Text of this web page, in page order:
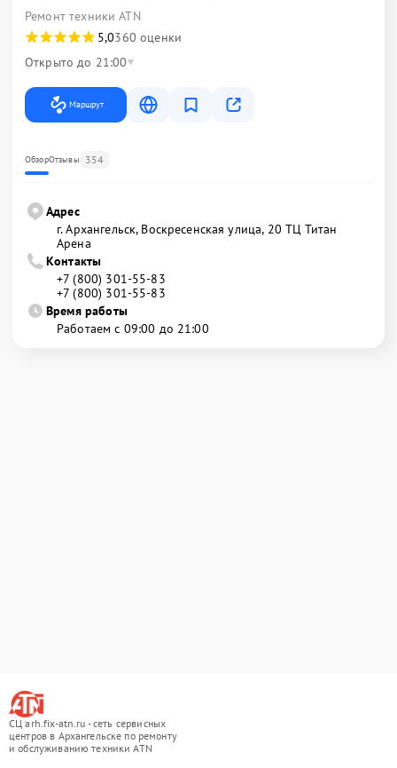
Ремонт техники ATN
5,0360 оценки
Открыто до 21:00
Маршрут
ОбзорОтзывы 354
Адрес
г. Архангельск, Воскресенская улица, 20 ТЦ Титан
Арена
Контакты
+7 (800) 301-55-83
+7 (800) 301-55-83
Время работы
Работаем с 09:00 до 21:00
СЦ arh.fix-atn.ru - сеть сервисных
центров в Архангельске по ремонту
и обслуживанию техники ATN